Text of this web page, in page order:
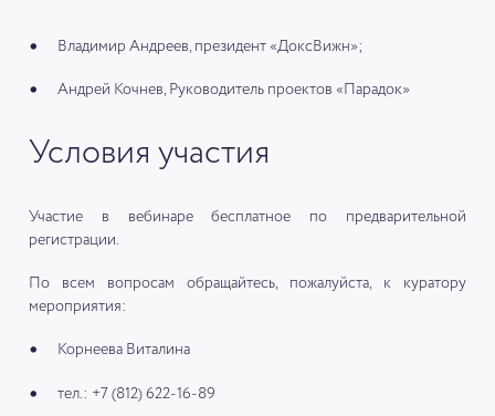
Владимир Андреев, президент «ДоксВижн»;
Андрей Кочнев, Руководитель проектов «Парадок»
Условия участия
Участие в вебинаре бесплатное по предварительной
регистрации.
По всем вопросам обращайтесь, пожалуйста, к куратору
мероприятия:
Корнеева Виталина
тел.: +7 (812) 622-16-89